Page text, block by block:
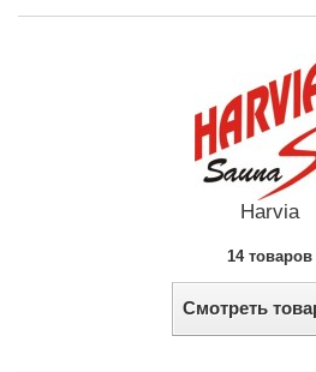
Harvia
14 товаров
Смотреть